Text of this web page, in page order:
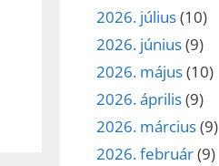
2026. július(10)
2026. június(9)
2026. május(10)
2026. április(9)
2026. március(9)
2026. február(9)